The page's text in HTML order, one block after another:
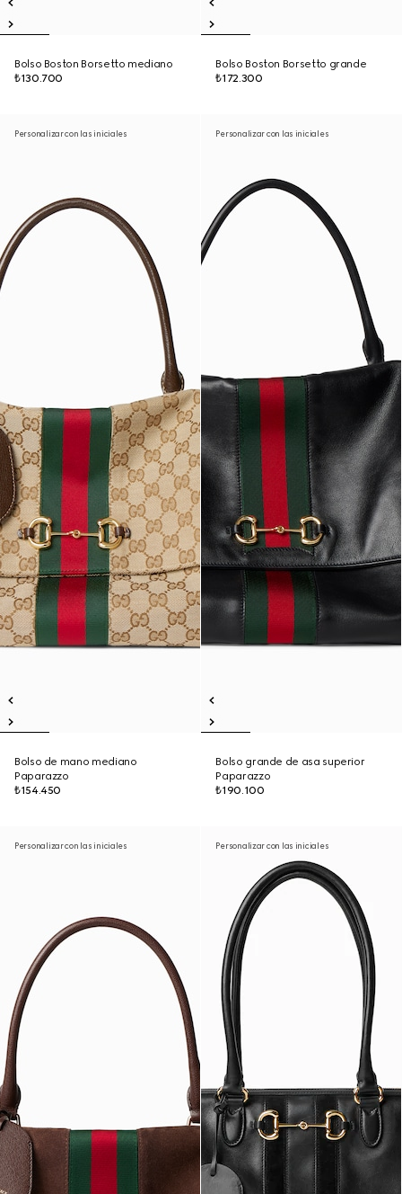
Bolso Boston Borsetto mediano
₺130.700
Bolso Boston Borsetto grande
₺172.300
Personalizar con las iniciales
Bolso de mano mediano
Paparazzo
₺154.450
Personalizar con las iniciales
Bolso grande de asa superior
Paparazzo
₺190.100
Personalizar con las iniciales Personalizar con las iniciales